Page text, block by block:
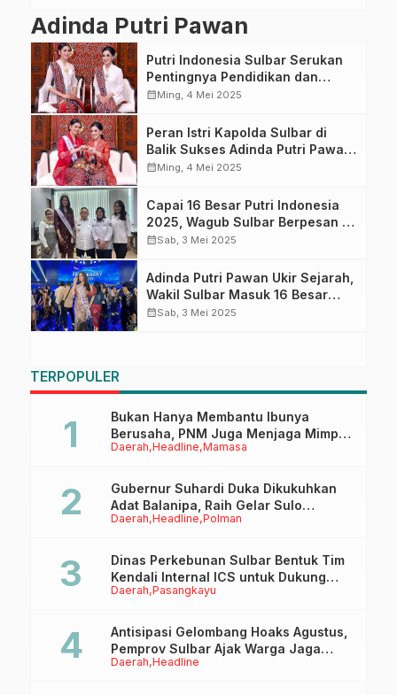
Adinda Putri Pawan
Putri Indonesia Sulbar Serukan
Pentingnya Pendidikan dan
Budaya Berkelanjutan di
calendar_monthMing, 4 Mei 2025
Peran Istri Kapolda Sulbar di
Balik Sukses Adinda Putri Pawan
Tembus 16 Besar Puteri
calendar_monthMing, 4 Mei 2025
Capai 16 Besar Putri Indonesia
2025, Wagub Sulbar Berpesan ke
Adinda Perkenalkan Kearifan
calendar_monthSab, 3 Mei 2025
Adinda Putri Pawan Ukir Sejarah,
Wakil Sulbar Masuk 16 Besar
Putri Indonesia
calendar_monthSab, 3 Mei 2025
TERPOPULER
Daerah Headline Mamasa
Bukan Hanya Membantu Ibunya
Berusaha, PNM Juga Menjaga Mimpi
Anaknya Untuk Menggapai Cita-Cita
Daerah Headline Polman
Gubernur Suhardi Duka Dikukuhkan
Adat Balanipa, Raih Gelar Sulo
Tappidena
Daerah Pasangkayu
Dinas Perkebunan Sulbar Bentuk Tim
Kendali Internal ICS untuk Dukung
Sertifikasi ISPO Pekebun di
Daerah Headline
Antisipasi Gelombang Hoaks Agustus,
Pemprov Sulbar Ajak Warga Jaga
Ruang Digital